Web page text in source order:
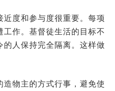
度和参与度很重要。每项
作。基督徒生活的目标不
人保持完全隔离。这样做
物主的方式行事，避免使